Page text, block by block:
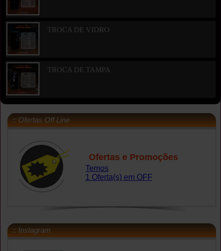
TROCA DE VIDRO
TROCA DE TAMPA
:: Ofertas Off Line
Ofertas e Promoções
Temos
1 Oferta(s) em OFF
:: Instagram